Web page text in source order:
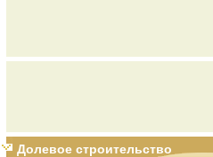
Долевое строительство